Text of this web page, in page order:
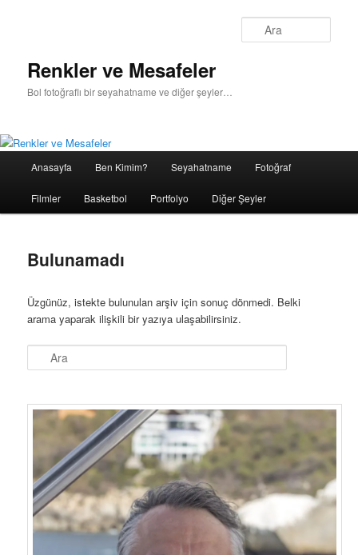
Renkler ve Mesafeler
Bol fotoğraflı bir seyahatname ve diğer şeyler…
Birincil
içeriğe
İkincil
içeriğe
Anasayfa Ben Kimim? Seyahatname Fotoğraf
Filmler Basketbol Portfolyo Diğer Şeyler
Bulunamadı
Üzgünüz, istekte bulunulan arşiv için sonuç dönmedi. Belki
arama yaparak ilişkili bir yazıya ulaşabilirsiniz.